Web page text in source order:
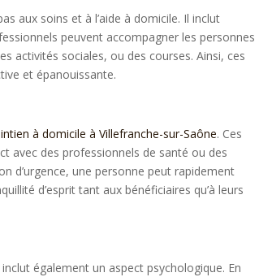
aux soins et à l’aide à domicile. Il inclut
peuvent accompagner les personnes
activités sociales, ou des courses. Ainsi, ces
et épanouissante.
à domicile à Villefranche-sur-Saône. Ces
avec des professionnels de santé ou des
d’urgence, une personne peut rapidement
d’esprit tant aux bénéficiaires qu’à leurs
inclut également un aspect psychologique. En